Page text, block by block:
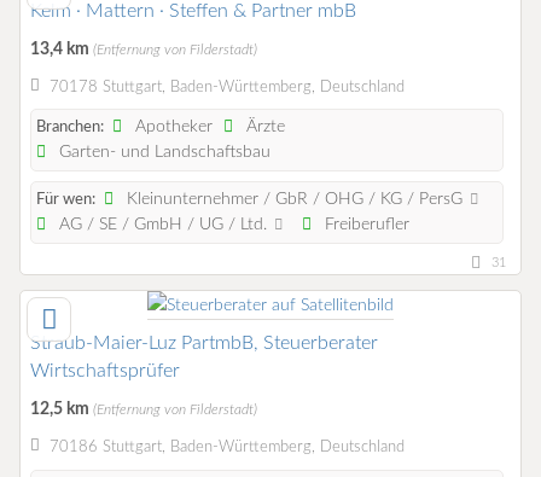
Kelm · Mattern · Steffen & Partner mbB
13,4 km (Entfernung von Filderstadt)
70178 Stuttgart, Baden-Württemberg, Deutschland
Branchen: Apotheker
Ärzte
Garten- und Landschaftsbau
Für wen:
Kleinunternehmer / GbR / OHG / KG / PersG
AG / SE / GmbH / UG / Ltd.
Freiberufler
31
Straub-Maier-Luz PartmbB, Steuerberater
Wirtschaftsprüfer
12,5 km (Entfernung von Filderstadt)
70186 Stuttgart, Baden-Württemberg, Deutschland